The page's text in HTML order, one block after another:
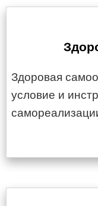
Здоровая
условие и